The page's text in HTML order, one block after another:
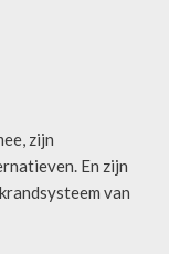
zijn
En zijn
van